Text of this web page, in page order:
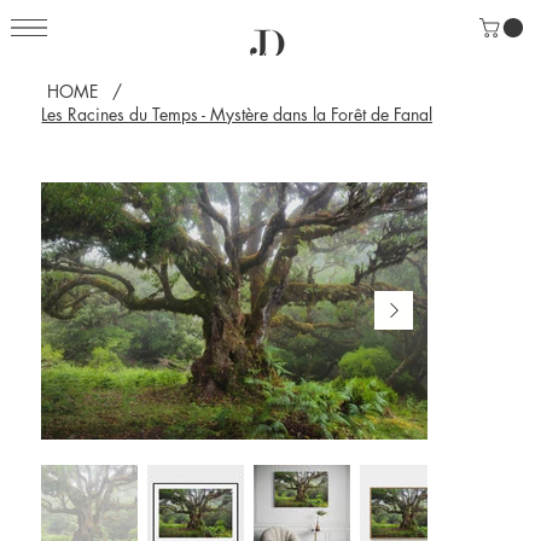
HOME
/
Les Racines du Temps - Mystère dans la Forêt de Fanal